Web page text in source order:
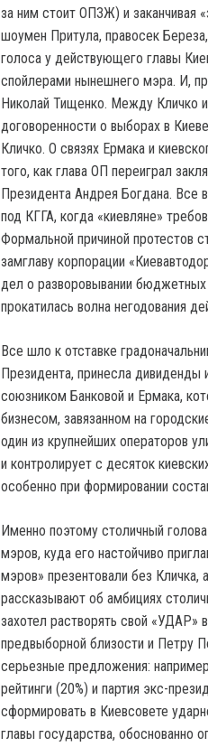
за ним стоит ОПЗЖ) и заканчивая
шоумен Притула, правосек
голоса у действующего главы
спойлерами нынешнего мэра. И,
Николай Тищенко. Между Кличко
договоренности о выборах в
Кличко. О связях Ермака и
того, как глава ОП переиграл
Президента Андрея Богдана. Все
под КГГА, когда «киевляне»
Формальной причиной протестов
замглаву корпорации
дел о разворовывании
прокатилась волна негодования
Все шло к отставке
Президента, принесла
союзником Банковой и Ермака,
бизнесом, завязанном на
один из крупнейших операторов
и контролирует с десяток
особенно при формировании
Именно поэтому столичный
мэров, куда его настойчиво
мэров» презентовали без
рассказывают об амбициях
захотел растворять свой «УДАР»
предвыборной близости и Петру
серьезные предложения:
рейтинги (20%) и партия экс-
сформировать в Киевсовете
главы государства, обоснованно